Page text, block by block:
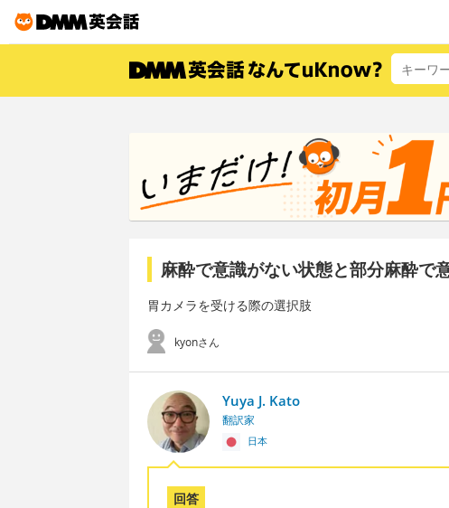
麻酔で意識がない状態と部分麻酔で
胃カメラを受ける際の選択肢
kyonさん
Yuya J. Kato
翻訳家
日本
回答